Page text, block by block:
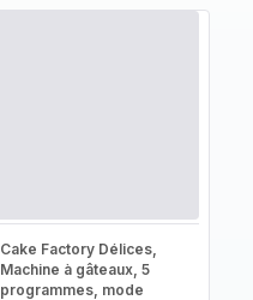
Cake Factory Délices,
Machine à gâteaux, 5
programmes, mode